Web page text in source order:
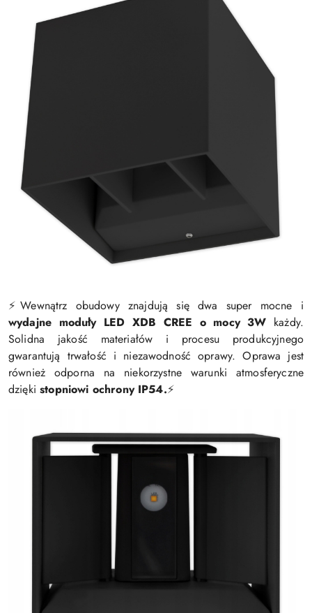
⚡️Wewnątrz obudowy znajdują się dwa super mocne i
wydajne moduły LED XDB CREE o mocy 3W każdy.
Solidna jakość materiałów i procesu produkcyjnego
gwarantują trwałość i niezawodność oprawy. Oprawa jest
również odporna na niekorzystne warunki atmosferyczne
dziękistopniowi ochrony IP54.⚡️